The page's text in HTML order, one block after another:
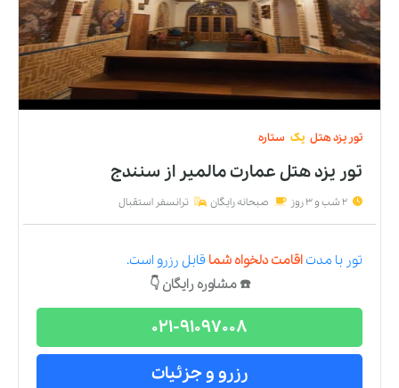
تور یزدهتل یک ستاره
تور یزد هتل عمارت مالمیر از سنندج
2 شب و 3 روز صبحانه رایگان ترانسفر استقبال
تور با مدتاقامت دلخواه شما قابل رزرو است.
☎️ مشاوره رایگان 👇
021-91097008
رزرو و جزئیات